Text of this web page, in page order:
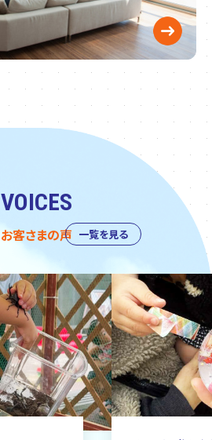
VOICES
お客さまの声 一覧を見る